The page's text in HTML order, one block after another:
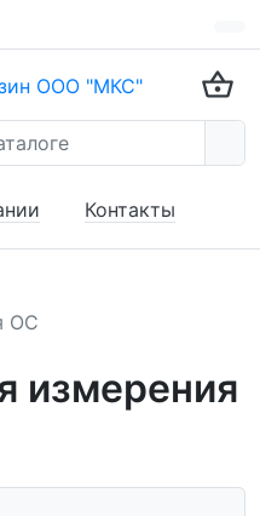
Контакты
ОС
измерения